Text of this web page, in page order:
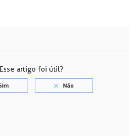
Esse artigo foi útil?